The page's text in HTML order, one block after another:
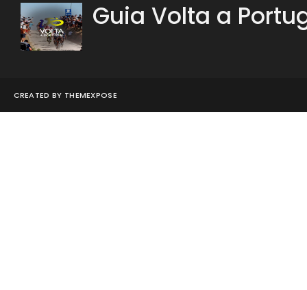
Guia Volta a
CREATED BY THEMEXPOSE